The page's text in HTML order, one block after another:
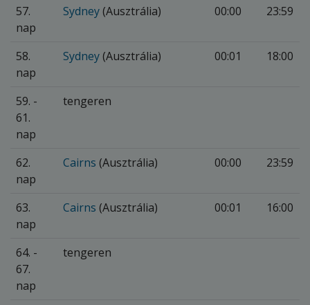
57.
nap
Sydney(Ausztrália) 00:00 23:59
58.
nap
Sydney(Ausztrália) 00:01 18:00
59. -
61.
nap
tengeren
62.
nap
Cairns (Ausztrália) 00:00 23:59
63.
nap
Cairns (Ausztrália) 00:01 16:00
64. -
67.
nap
tengeren